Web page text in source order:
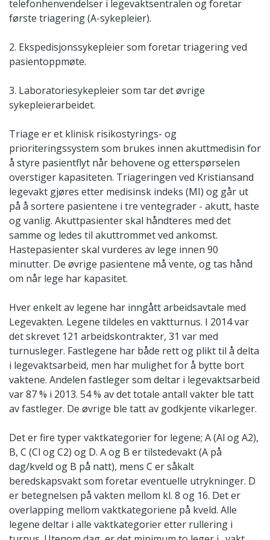
telefonhenvendelser i legevaktsentralen og foretar
første triagering (A-sykepleier).
2. Ekspedisjonssykepleier som foretar triagering ved
pasientoppmøte.
3. Laboratoriesykepleier som tar det øvrige
sykepleierarbeidet.
Triage er et klinisk risikostyrings- og
prioriteringssystem som brukes innen akuttmedisin for
å styre pasientflyt når behovene og etterspørselen
overstiger kapasiteten. Triageringen ved Kristiansand
legevakt gjøres etter medisinsk indeks (MI) og går ut
på å sortere pasientene i tre ventegrader - akutt, haste
og vanlig. Akuttpasienter skal håndteres med det
samme og ledes til akuttrommet ved ankomst.
Hastepasienter skal vurderes av lege innen 90
minutter. De øvrige pasientene må vente, og tas hånd
om når lege har kapasitet.
Hver enkelt av legene har inngått arbeidsavtale med
Legevakten. Legene tildeles en vaktturnus. I 2014 var
det skrevet 121 arbeidskontrakter, 31 var med
turnusleger. Fastlegene har både rett og plikt til å delta
i legevaktsarbeid, men har mulighet for å bytte bort
vaktene. Andelen fastleger som deltar i legevaktsarbeid
var 87 % i 2013. 54 % av det totale antall vakter ble tatt
av fastleger. De øvrige ble tatt av godkjente vikarleger.
Det er fire typer vaktkategorier for legene; A (Al og A2),
B, C (Cl og C2) og D. A og B er tilstedevakt (A på
dag/kveld og B på natt), mens C er såkalt
beredskapsvakt som foretar eventuelle utrykninger. D
er betegnelsen på vakten mellom kl. 8 og 16. Det er
overlapping mellom vaktkategoriene på kveld. Alle
legene deltar i alle vaktkategorier etter rullering i